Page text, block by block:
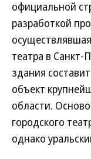
официальной
разработкой
театра в
здания
объект
области.
городского
однако